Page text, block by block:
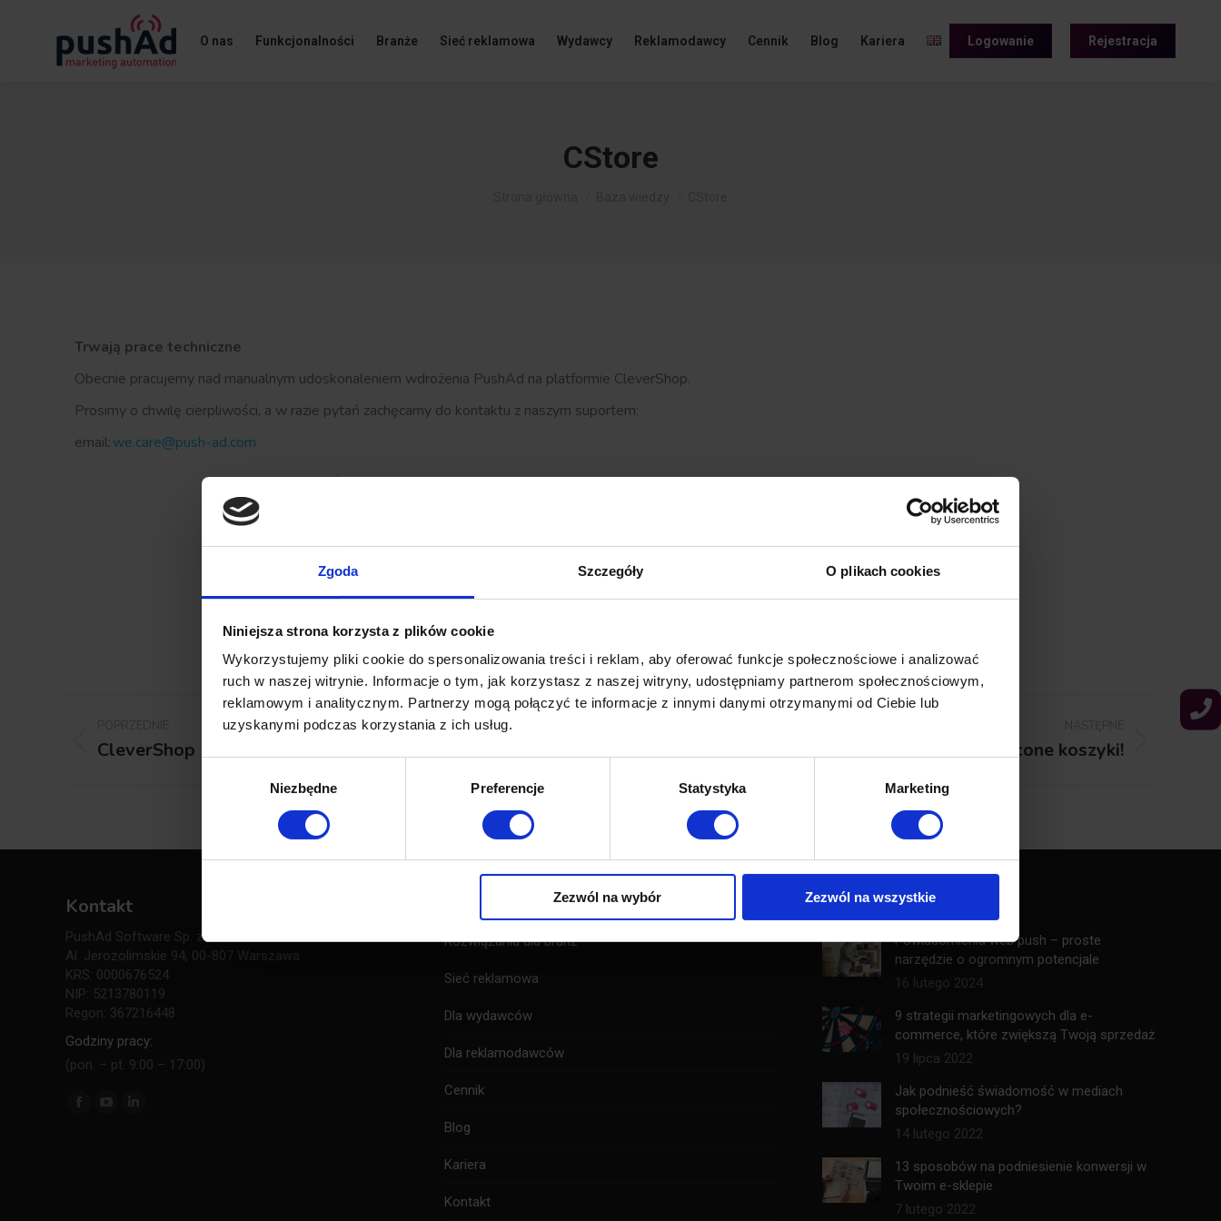
Zgoda Szczegóły O plikach cookies
Niniejsza strona korzysta z plików cookie
Wykorzystujemy pliki cookie do spersonalizowania treści i reklam, aby oferować funkcje społecznościowe i analizować
ruch w naszej witrynie. Informacje o tym, jak korzystasz z naszej witryny, udostępniamy partnerom społecznościowym,
reklamowym i analitycznym. Partnerzy mogą połączyć te informacje z innymi danymi otrzymanymi od Ciebie lub
uzyskanymi podczas korzystania z ich usług.
Niezbędne Preferencje Statystyka Marketing
Zezwól na wybór Zezwól na wszystkie
O nas Funkcjonalności Branże Sieć reklamowa Wydawcy Reklamodawcy Cennik Blog Kariera Logowanie Rejestracja
CStore
Trwają prace techniczne
Obecnie pracujemy nad manualnym udoskonaleniem wdrożenia PushAd na platformie CleverShop.
Prosimy o chwilę cierpliwości, a w razie pytań zachęcamy do kontaktu z naszym suportem:
email:we.care@push-ad.com
CleverShop Ratujemy porzucone koszyki!
Kontakt
PushAd Software Sp. z o.o.
Al. Jerozolimskie 94, 00-807 Warszawa
KRS: 0000676524
NIP: 5213780119
Regon: 367216448
Godziny pracy:
(pon. – pt. 9:00 – 17:00)
Znajdź nas na:
Rozwiązania dla branż
Sieć reklamowa
Dla wydawców
Dla reklamodawców
Cennik
Blog
Kariera
Kontakt
Ostatnie wpisy
Powiadomienia web push – proste
narzędzie o ogromnym potencjale
16 lutego 2024
9 strategii marketingowych dla e-
commerce, które zwiększą Twoją sprzedaż
19 lipca 2022
Jak podnieść świadomość w mediach
społecznościowych?
14 lutego 2022
13 sposobów na podniesienie konwersji w
Twoim e-sklepie
7 lutego 2022